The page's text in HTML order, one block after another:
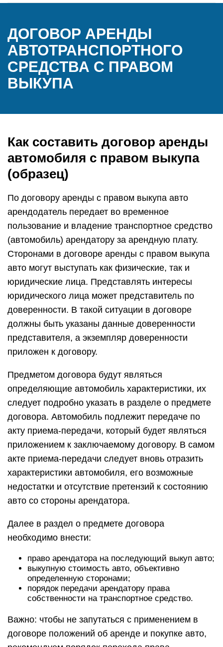
ДОГОВОР АРЕНДЫ
АВТОТРАНСПОРТНОГО
СРЕДСТВА С ПРАВОМ
ВЫКУПА
Как составить договор аренды
автомобиля с правом выкупа
(образец)
По договору аренды с правом выкупа авто
арендодатель передает во временное
пользование и владение транспортное средство
(автомобиль) арендатору за арендную плату.
Сторонами в договоре аренды с правом выкупа
авто могут выступать как физические, так и
юридические лица. Представлять интересы
юридического лица может представитель по
доверенности. В такой ситуации в договоре
должны быть указаны данные доверенности
представителя, а экземпляр доверенности
приложен к договору.
Предметом договора будут являться
определяющие автомобиль характеристики, их
следует подробно указать в разделе о предмете
договора. Автомобиль подлежит передаче по
акту приема-передачи, который будет являться
приложением к заключаемому договору. В самом
акте приема-передачи следует вновь отразить
характеристики автомобиля, его возможные
недостатки и отсутствие претензий к состоянию
авто со стороны арендатора.
Далее в раздел о предмете договора
необходимо внести:
право арендатора на последующий выкуп авто;
выкупную стоимость авто, объективно
определенную сторонами;
порядок передачи арендатору права
собственности на транспортное средство.
Важно: чтобы не запутаться с применением в
договоре положений об аренде и покупке авто,